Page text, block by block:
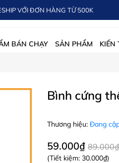
VỚI ĐƠN HÀNG TỪ 500K
BÁN CHẠY SẢN PHẨM KIẾN
Bình cứng
Thương hiệu: Đang
59.000₫ 89.000₫
(Tiết kiệm: 30.000₫)